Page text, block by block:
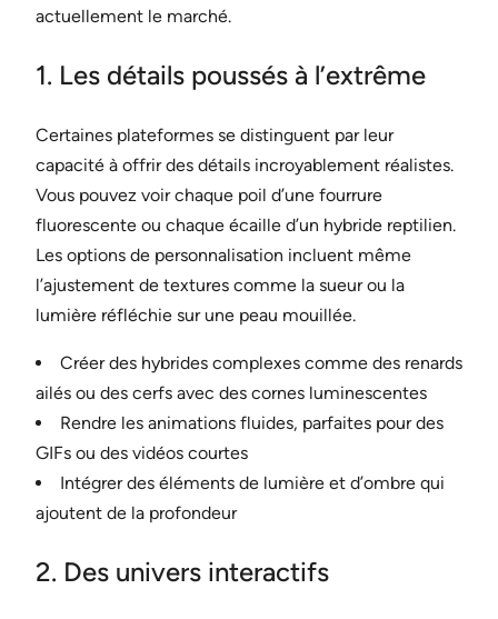
actuellement le marché.
1. Les détails poussés à l’extrême
Certaines plateformes se distinguent par leur
capacité à offrir des détails incroyablement réalistes.
Vous pouvez voir chaque poil d’une fourrure
fluorescente ou chaque écaille d’un hybride reptilien.
Les options de personnalisation incluent même
l’ajustement de textures comme la sueur ou la
lumière réfléchie sur une peau mouillée.
Créer des hybrides complexes comme des renards
ailés ou des cerfs avec des cornes luminescentes
Rendre les animations fluides, parfaites pour des
GIFs ou des vidéos courtes
Intégrer des éléments de lumière et d’ombre qui
ajoutent de la profondeur
2. Des univers interactifs